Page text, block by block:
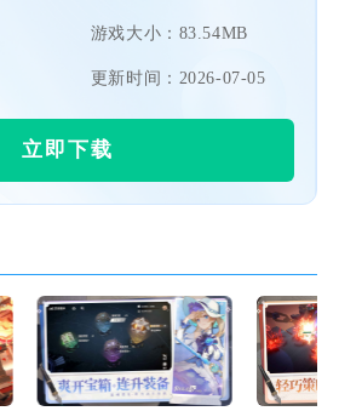
游戏大小：83.54MB
更新时间：2026-07-05
立即下载